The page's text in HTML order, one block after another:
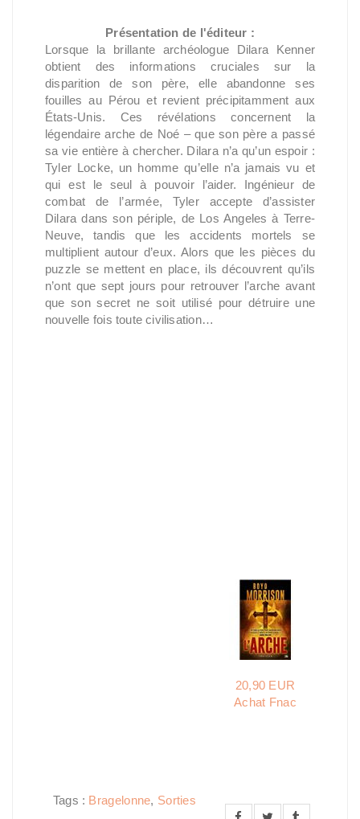
Présentation de l'éditeur :
Lorsque la brillante archéologue Dilara Kenner
obtient des informations cruciales sur la
disparition de son père, elle abandonne ses
fouilles au Pérou et revient précipitamment aux
États-Unis. Ces révélations concernent la
légendaire arche de Noé – que son père a passé
sa vie entière à chercher. Dilara n’a qu’un espoir :
Tyler Locke, un homme qu’elle n’a jamais vu et
qui est le seul à pouvoir l’aider. Ingénieur de
combat de l’armée, Tyler accepte d’assister
Dilara dans son périple, de Los Angeles à Terre-
Neuve, tandis que les accidents mortels se
multiplient autour d’eux. Alors que les pièces du
puzzle se mettent en place, ils découvrent qu’ils
n’ont que sept jours pour retrouver l’arche avant
que son secret ne soit utilisé pour détruire une
nouvelle fois toute civilisation…
20,90 EUR
Achat Fnac
Tags : Bragelonne, Sorties